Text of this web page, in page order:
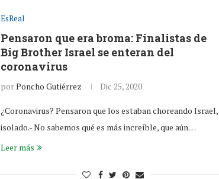
EsReal
Pensaron que era broma: Finalistas de
Big Brother Israel se enteran del
coronavirus
porPoncho Gutiérrez Dic 25, 2020
¿Coronavirus? Pensaron que los estaban choreando Israel,
isolado.- No sabemos qué es más increíble, que aún…
Leer más